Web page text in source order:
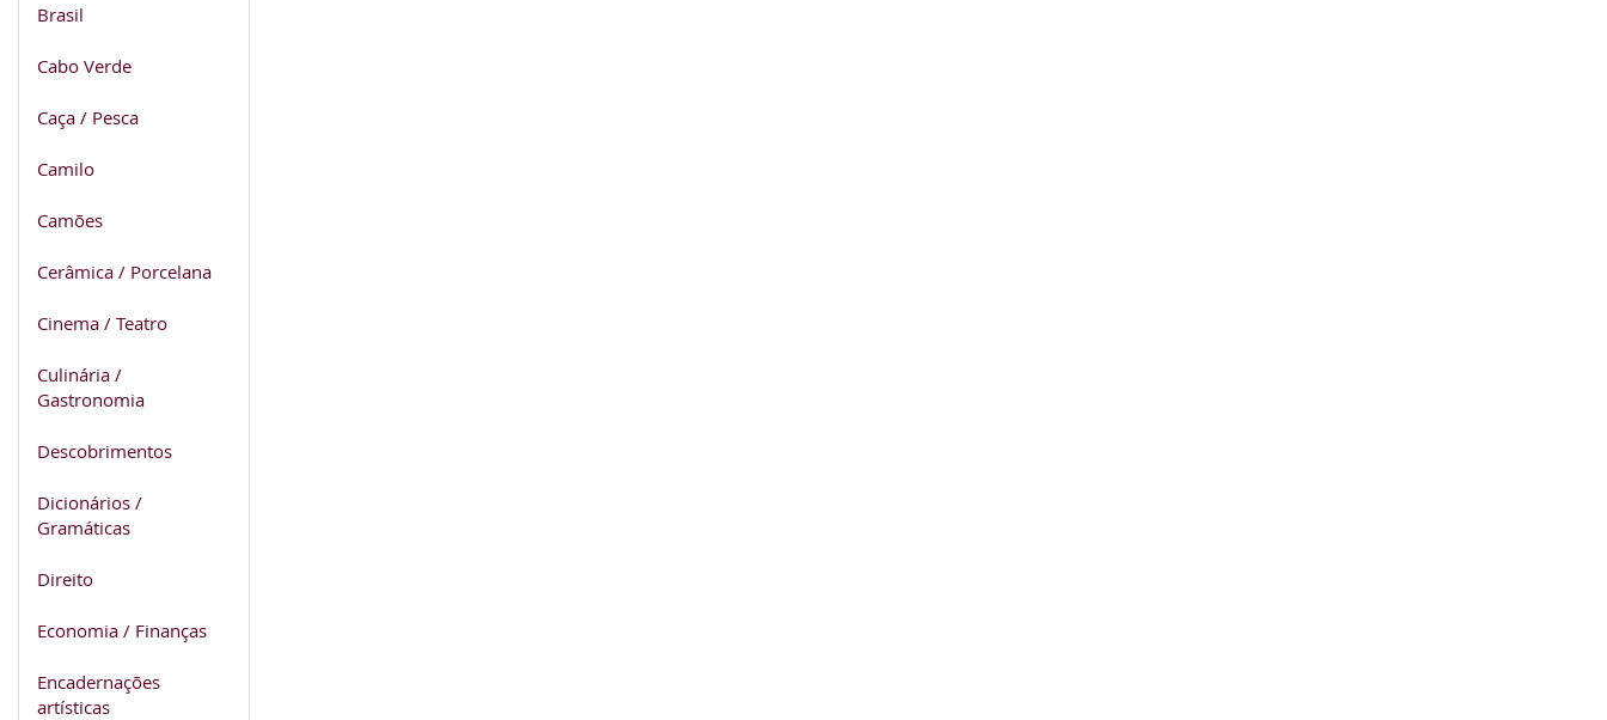
Brasil
Cabo Verde
Caça / Pesca
Camilo
Camões
Cerâmica / Porcelana
Cinema / Teatro
Culinária /
Gastronomia
Descobrimentos
Dicionários /
Gramáticas
Direito
Economia / Finanças
Encadernações
artísticas